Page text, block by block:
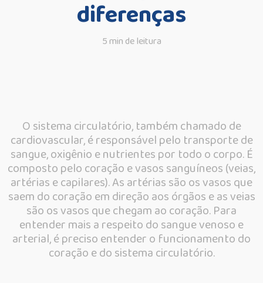
diferenças
5 min de leitura
O sistema circulatório, também chamado de
cardiovascular, é responsável pelo transporte de
sangue, oxigênio e nutrientes por todo o corpo. É
composto pelo coração e vasos sanguíneos (veias,
artérias e capilares). As artérias são os vasos que
saem do coração em direção aos órgãos e as veias
são os vasos que chegam ao coração. Para
entender mais a respeito do sangue venoso e
arterial, é preciso entender o funcionamento do
coração e do sistema circulatório.